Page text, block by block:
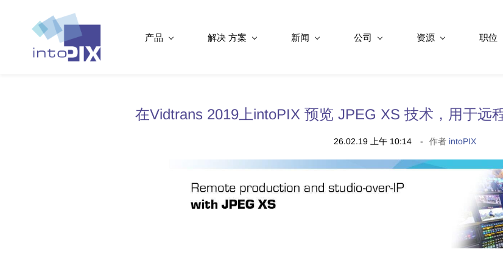
产品 解决 方案 新闻 公司 资源 职位
在Vidtrans 2019上intoPIX 预览 JPEG XS 技术，用于远
26.02.19 上午 10:14 作者 intoPIX